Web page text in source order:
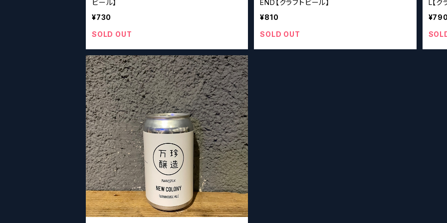
ビール】
¥730
SOLD OUT
END【クラフトビール】
¥810
SOLD OUT
L【ク
¥790